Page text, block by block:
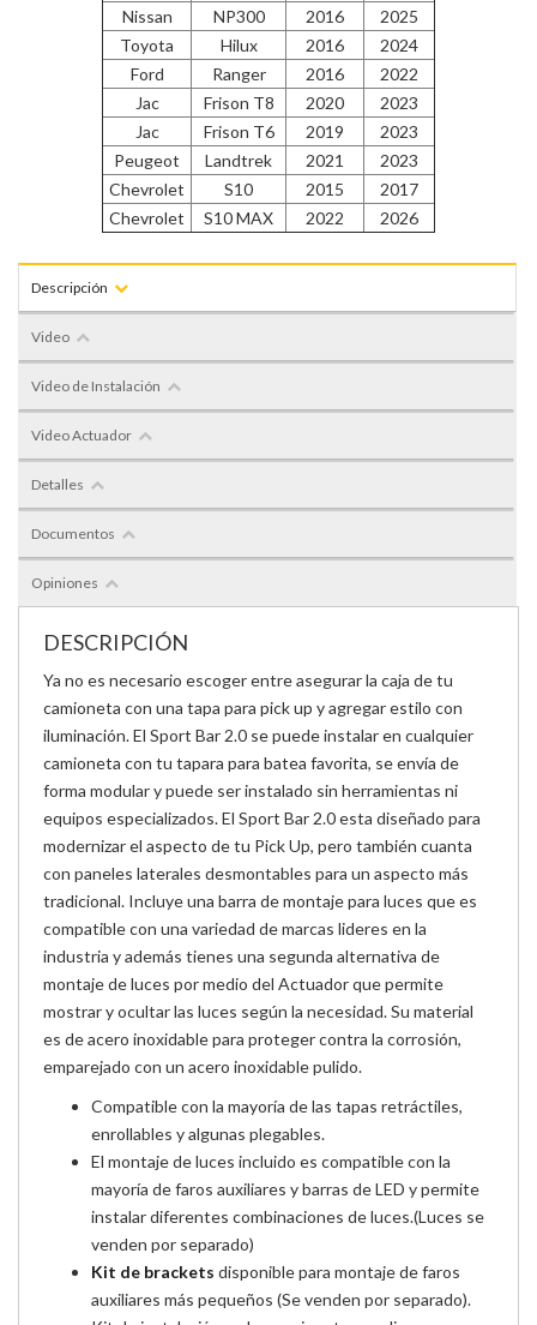
Nissan NP300 2016
2025
Toyota
Hilux 2016
2024
Ford
Ranger 2016
2022
Jac
Frison T8 2020
2023
Jac
Frison T6 2019
2023
Peugeot
Landtrek 2021
2023
Chevrolet
S10 2015
2017
Chevrolet
S10 MAX 2022 2026
Descripción
Video
Video de Instalación
Video Actuador
Detalles
Documentos
Opiniones
DESCRIPCIÓN
Ya no es necesario escoger entre asegurar la caja de tu
camioneta con una tapa para pick up y agregar estilo con
iluminación. El Sport Bar 2.0 se puede instalar en cualquier
camioneta con tu tapara para batea favorita, se envía de
forma modular y puede ser instalado sin herramientas ni
equipos especializados. El Sport Bar 2.0 esta diseñado para
modernizar el aspecto de tu Pick Up, pero también cuanta
con paneles laterales desmontables para un aspecto más
tradicional. Incluye una barra de montaje para luces que es
compatible con una variedad de marcas lideres en la
industria y además tienes una segunda alternativa de
montaje de luces por medio del Actuador que permite
mostrar y ocultar las luces según la necesidad. Su material
es de acero inoxidable para proteger contra la corrosión,
emparejado con un acero inoxidable pulido.
Compatible con la mayoría de las tapas retráctiles,
enrollables y algunas plegables.
El montaje de luces incluido es compatible con la
mayoría de faros auxiliares y barras de LED y permite
instalar diferentes combinaciones de luces.(Luces se
venden por separado)
Kit de brackets disponible para montaje de faros
auxiliares más pequeños (Se venden por separado).